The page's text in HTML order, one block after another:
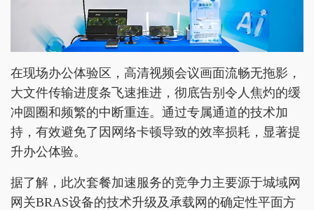
在现场办公体验区，高清视频会议画面流畅无拖影，
大文件传输进度条飞速推进，彻底告别令人焦灼的缓
冲圆圈和频繁的中断重连。通过专属通道的技术加
持，有效避免了因网络卡顿导致的效率损耗，显著提
升办公体验。
据了解，此次套餐加速服务的竞争力主要源于城域网
网关BRAS设备的技术升级及承载网的确定性平面方